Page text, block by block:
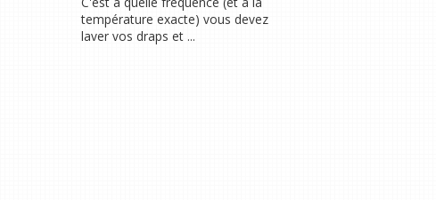
température exacte) vous devez
laver vos draps et ...